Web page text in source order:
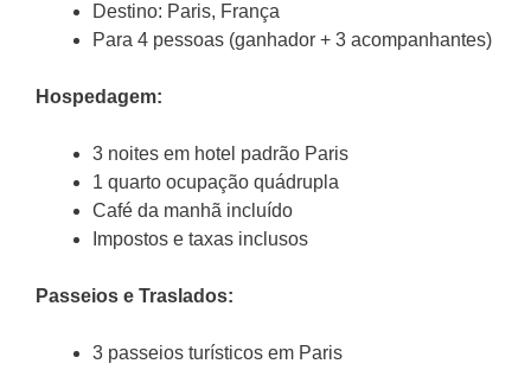
Destino: Paris, França
Para 4 pessoas (ganhador + 3 acompanhantes)
Hospedagem:
3 noites em hotel padrão Paris
1 quarto ocupação quádrupla
Café da manhã incluído
Impostos e taxas inclusos
Passeios e Traslados:
3 passeios turísticos em Paris